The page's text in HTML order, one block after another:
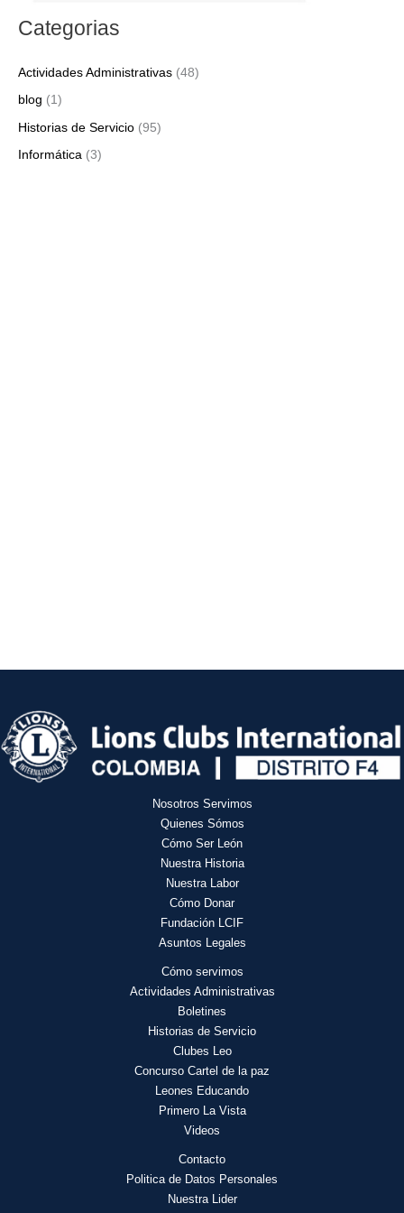
Categorias
Actividades Administrativas (48)
blog (1)
Historias de Servicio (95)
Informática (3)
Nosotros Servimos
Quienes Sómos
Cómo Ser León
Nuestra Historia
Nuestra Labor
Cómo Donar
Fundación LCIF
Asuntos Legales
Cómo servimos
Actividades Administrativas
Boletines
Historias de Servicio
Clubes Leo
Concurso Cartel de la paz
Leones Educando
Primero La Vista
Videos
Contacto
Politica de Datos Personales
Nuestra Lider